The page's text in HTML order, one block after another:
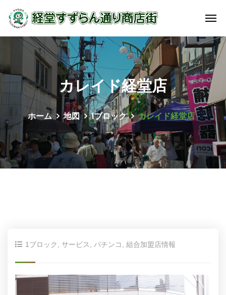
カレイド経堂店
ホーム 地図 1ブロック カレイド経堂店
1ブロック サービス パチンコ 組合加盟店情報